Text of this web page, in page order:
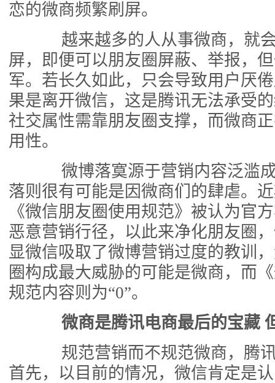
恋的微商频繁刷屏。
越来越多的人从事微商，就会
屏，即便可以朋友圈屏蔽、举报，
军。若长久如此，只会导致用户厌
果是离开微信，这是腾讯无法承受
社交属性需靠朋友圈支撑，而微商
用性。
微博落寞源于营销内容泛滥成
落则很有可能是因微商们的肆虐。
《微信朋友圈使用规范》被认为官
恶意营销行径，以此来净化朋友圈
显微信吸取了微博营销过度的教训
圈构成最大威胁的可能是微商，而
规范内容则为“0”。
微商是腾讯电商最后的宝藏
规范营销而不规范微商，腾讯
首先，以目前的情况，微信肯定是